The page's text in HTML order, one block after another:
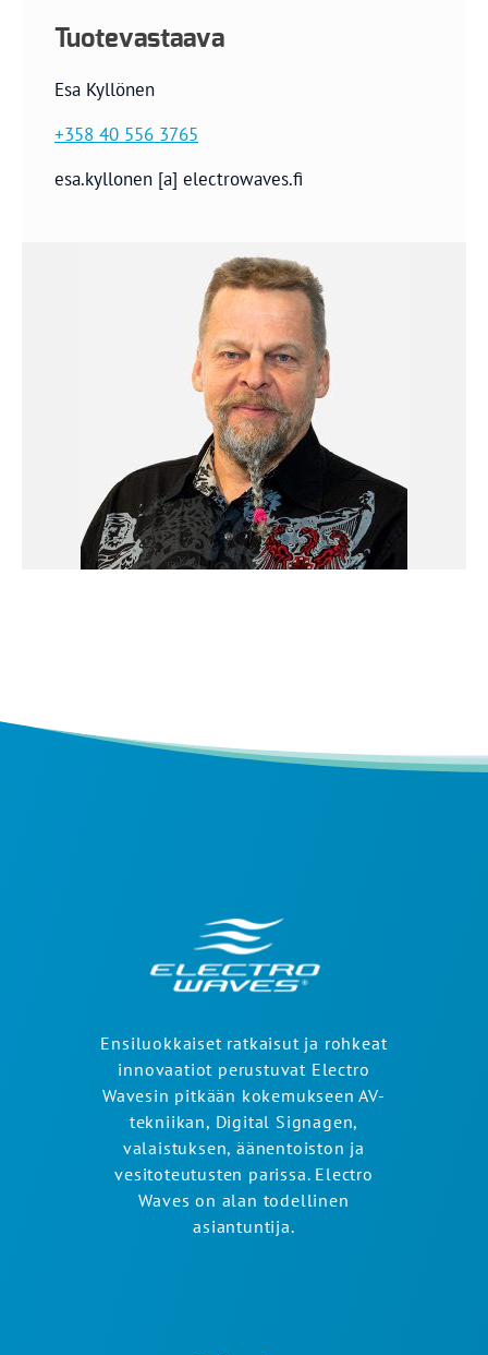
Tuotevastaava
Esa Kyllönen
+358 40 556 3765
esa.kyllonen [a] electrowaves.fi
Ensiluokkaiset ratkaisut ja rohkeat
innovaatiot perustuvat Electro
Wavesin pitkään kokemukseen AV-
tekniikan, Digital Signagen,
valaistuksen, äänentoiston ja
vesitoteutusten parissa. Electro
Waves on alan todellinen
asiantuntija.